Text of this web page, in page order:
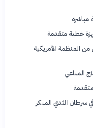
مباشرة
خطية متقدمة
من المنظمة الأمريكية
المناعي